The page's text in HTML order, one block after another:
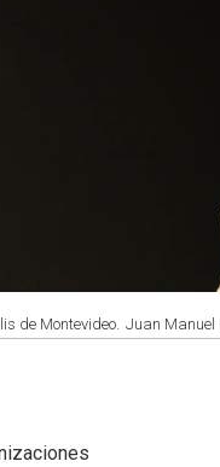
de Montevideo. Juan Manuel